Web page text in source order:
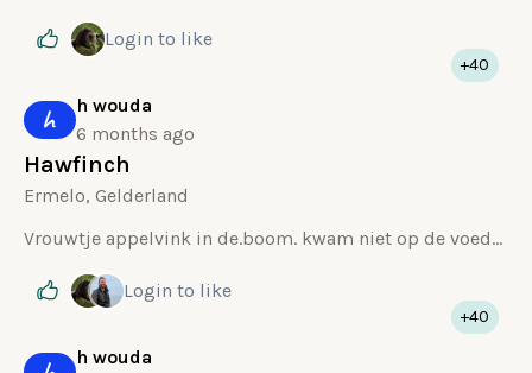
Login to like
h
h wouda
6 months ago
Hawfinch
Ermelo, Gelderland
+40
Vrouwtje appelvink in de.boom. kwam niet op de voedertafel
Login to like
h wouda
+40